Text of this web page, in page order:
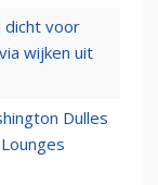
dicht voor
wijken uit
Dulles